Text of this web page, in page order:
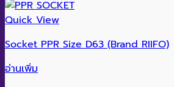
Quick View
Socket PPR Size D63 (Brand RIIFO)
อ่านเพิ่ม